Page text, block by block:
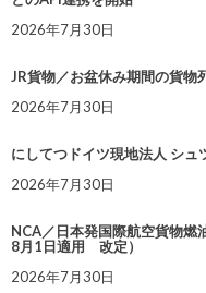
2026年7月30日
JR貨物／お盆休み期間の貨物
2026年7月30日
にしてつドイツ現地法人 シ
2026年7月30日
NCA／日本発国際航空貨物
8月1日適用 改定）
2026年7月30日